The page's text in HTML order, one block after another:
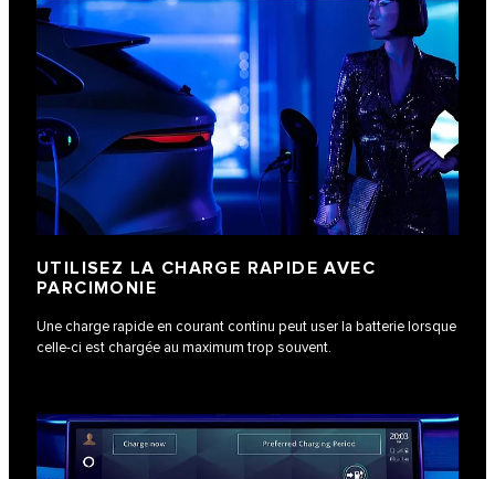
UTILISEZ LA CHARGE RAPIDE AVEC
PARCIMONIE
Une charge rapide en courant continu peut user la batterie lorsque
celle-ci est chargée au maximum trop souvent.